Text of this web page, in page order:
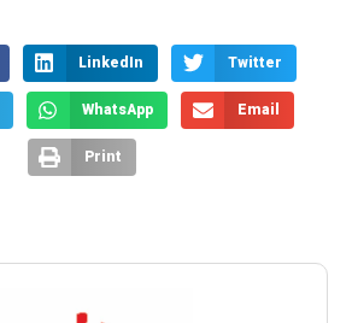
LinkedIn Twitter
WhatsApp Email
Print